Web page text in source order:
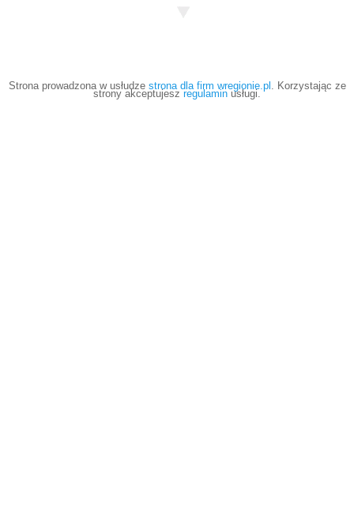
Strona prowadzona w usłudze strona dla firm wregionie.pl . Korzystając ze
strony akceptujesz regulamin usługi.